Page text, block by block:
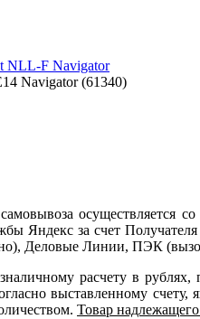
NLL-F Navigator
Navigator (61340)
осуществляется
Яндекс за счет
Деловые Линии, ПЭК
расчету в
выставленному счету,
Товар